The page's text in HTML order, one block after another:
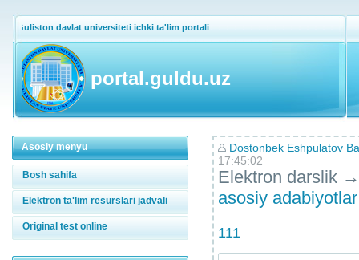
Guliston davlat universiteti ichki ta'lim portali
portal.guldu.uz
Asosiy menyu
Bosh sahifa
Elektron ta'lim resurslari jadvali
Original test online
Dostonbek Eshpulatov
17:45:02
Elektron darslik →
asosiy
111